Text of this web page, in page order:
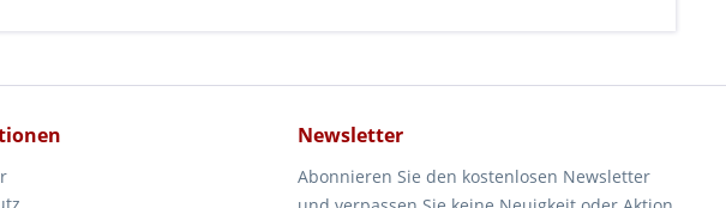
Newsletter
Abonnieren Sie den kostenlosen Newsletter